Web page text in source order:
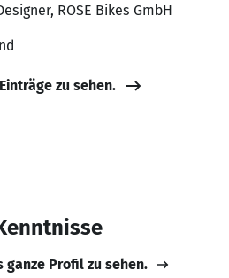
ROSE Bikes GmbH
zu sehen.
ganze Profil zu sehen.